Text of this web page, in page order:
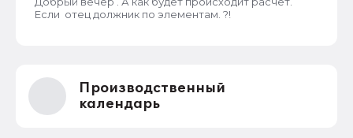
Если отец должник по элементам. ?!
Производственный
календарь